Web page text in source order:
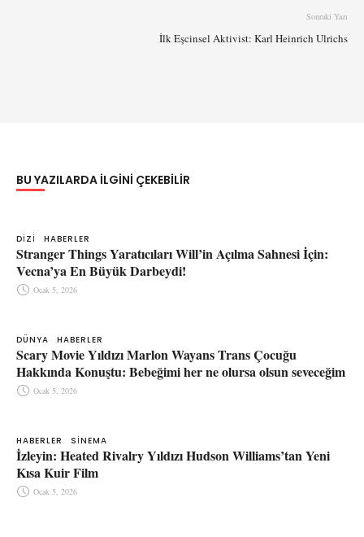
Sonraki Yazı
İlk Eşcinsel Aktivist: Karl Heinrich Ulrichs
BU YAZILARDA ILGINI ÇEKEBILIR
DIZI HABERLER
Stranger Things Yaratıcıları Will’in Açılma Sahnesi İçin:
Vecna’ya En Büyük Darbeydi!
Ocak 5, 2026
DÜNYA HABERLER
Scary Movie Yıldızı Marlon Wayans Trans Çocuğu
Hakkında Konuştu: Bebeğimi her ne olursa olsun seveceğim
Ocak 5, 2026
HABERLER SINEMA
İzleyin: Heated Rivalry Yıldızı Hudson Williams’tan Yeni
Kısa Kuir Film
Ocak 5, 2026